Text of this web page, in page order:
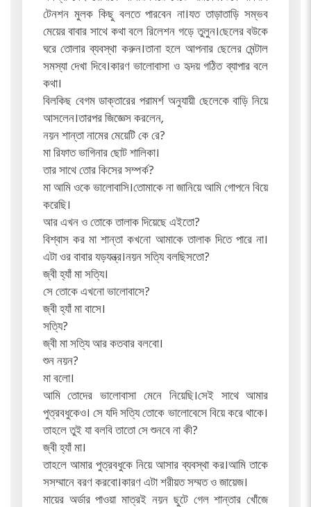
টেনশন মুলক কিছু বলতে পারবেন না।যত তাড়াতাড়ি সম্ভব
মেয়ের বাবার সাথে কথা বলে রিলেশন গড়ে তুলুন।ছেলের বউকে
ঘরে তোলার ব্যবস্থা করুন।তানা হলে আপনার ছেলের মেন্টাল
সমস্যা দেখা দিবে।কারণ ভালোবাসা ও হৃদয় গঠিত ব্যাপার বলে
কথা।
বিলকিছ বেগম ডাক্তারের পরামর্শ অনুযায়ী ছেলেকে বাড়ি নিয়ে
আসলেন।তারপর জিজ্ঞেস করলেন,
নয়ন শান্তা নামের মেয়েটি কে রে?
মা রিফাত ভাগিনার ছোট শালিকা।
তার সাথে তোর কিসের সম্পর্ক?
মা আমি ওকে ভালোবাসি।তোমাকে না জানিয়ে আমি গোপনে বিয়ে
করেছি।
আর এখন ও তোকে তালাক দিয়েছে এইতো?
বিশ্বাস কর মা শান্তা কখনো আমাকে তালাক দিতে পারে না।
এটা ওর বাবার যড়যন্ত্র।নয়ন সত্যি বলছিসতো?
জ্বী হ্যাঁ মা সত্যি।
সে তোকে এখনো ভালোবাসে?
জ্বী হ্যাঁ মা বাসে।
সত্যি?
জ্বী মা সত্যি আর কতবার বলবো।
শুন নয়ন?
মা বলো।
আমি তোদের ভালোবাসা মেনে নিয়েছি।সেই সাথে আমার
পুত্রবধুকেও। সে যদি সত্যি তোকে ভালোবেসে বিয়ে করে থাকে।
তাহলে তুই যা বলবি তাতো সে শুনবে না কী?
জ্বী হ্যাঁ মা।
তাহলে আমার পুত্রবধুকে নিয়ে আসার ব্যবস্থা কর।আমি তাকে
সসম্মানে বরণ করবো।কারণ এটা শরীয়ত সম্মত ও জায়েজ।
মায়ের অর্ডার পাওয়া মাত্রই নয়ন ছুটে গেল শান্তার খোঁজে